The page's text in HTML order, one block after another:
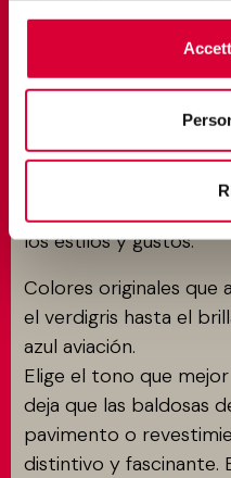
cookieclicchi qui. Il
cliccando sul tasto
cookie di profilazione può
EXPLORA
De losrefinados
colores del gres
los estilos y gustos.
Colores originales que
el verdigris hasta el
azul aviación.
Elige el tono que
deja que las baldosas
pavimento o
distintivo y fascinante.